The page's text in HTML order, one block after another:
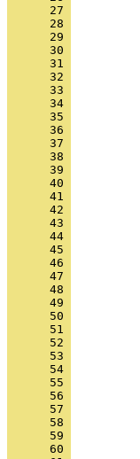
      27
      28
      29
      30
      31
      32
      33
      34
      35
      36
      37
      38
      39
      40
      41
      42
      43
      44
      45
      46
      47
      48
      49
      50
      51
      52
      53
      54
      55
      56
      57
      58
      59
      60